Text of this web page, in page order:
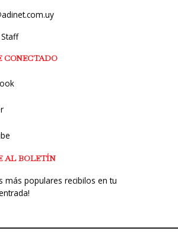
CONECTADO
AL BOLETÍN
más populares recibilos en tu